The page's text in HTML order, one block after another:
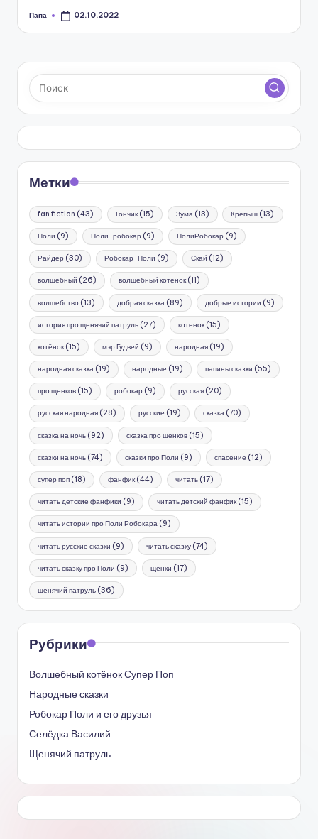
Запись
Папа 02.10.2022
Метки
fan fiction (43) Гончик(15) Зума(13) Крепыш (13)
Поли (9) Поли-робокар (9) ПолиРобокар (9)
Райдер (30) Робокар-Поли (9) Скай (12)
волшебный (26) волшебный котенок(11)
волшебство (13) добрая сказка(89) добрые истории (9)
история про щенячий патруль (27) котенок(15)
котёнок(15) мэр Гудвей (9) народная(19)
народная сказка (19) народные (19) папины сказки (55)
про щенков (15) робокар (9) русская(20)
русская народная (28) русские (19) сказка(70)
сказка на ночь (92) сказка про щенков(15)
сказки на ночь (74) сказки про Поли (9) спасение (12)
супер поп (18) фанфик(44) читать(17)
читать детские фанфики (9) читать детский фанфик(15)
читать истории про Поли Робокара (9)
читать русские сказки (9) читать сказку(74)
читать сказку про Поли (9) щенки (17)
щенячий патруль (36)
Рубрики
Волшебный котёнок Супер Поп
Народные сказки
Робокар Поли и его друзья
Селёдка Василий
Щенячий патруль